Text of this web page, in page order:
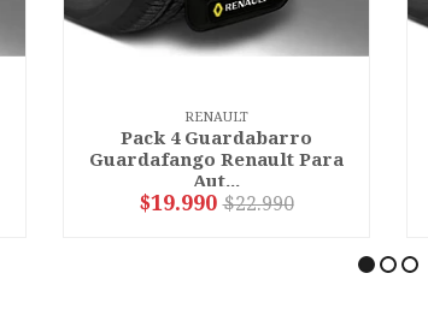
RENAULT
Pack 4 Guardabarro
Guardafango Renault Para
Aut...
VER OPCIONES
$19.990 $22.990